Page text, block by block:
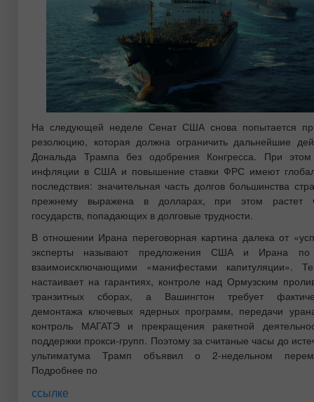
На следующей неделе Сенат США снова попытается
резолюцию, которая должна ограничить дальнейшие
Дональда Трампа без одобрения Конгресса. При
инфляции в США и повышение ставки ФРС имеют
последствия: значительная часть долгов большинства
прежнему выражена в долларах, при этом растет
государств, попадающих в долговые трудности.
В отношении Ирана переговорная картина далека от
эксперты называют предложения США и Ирана по
взаимоисключающими «манифестами капитуляции».
настаивает на гарантиях, контроле над Ормузским
транзитных сборах, а Вашингтон требует
демонтажа ключевых ядерных программ, передачи
контроль МАГАТЭ и прекращения ракетной
поддержки прокси-групп. Поэтому за считаные часы до
ультиматума Трамп объявил о 2-недельном
Подробнее по
ссылке